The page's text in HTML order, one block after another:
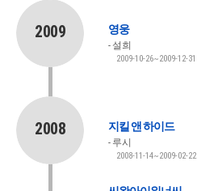
2009 영웅
설희
2009-10-26~2009-12-31
2008 지킬 앤 하이드
루시
2008-11-14~2009-02-22